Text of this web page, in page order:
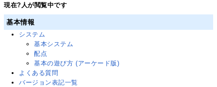
現在?人が閲覧中です
基本情報
システム
基本システム
配点
基本の遊び方 (アーケード版)
よくある質問
バージョン表記一覧